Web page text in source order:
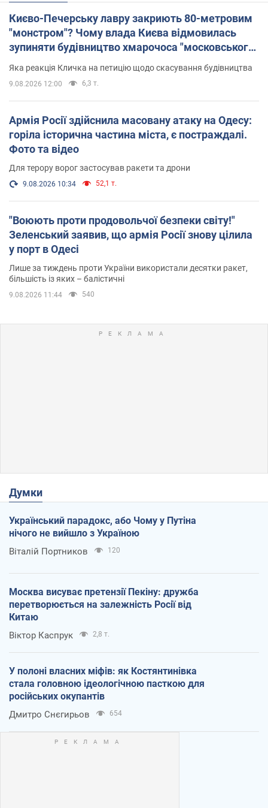
Києво-Печерську лавру закриють 80-метровим
"монстром"? Чому влада Києва відмовилась
зупиняти будівництво хмарочоса "московського
вірянина"
Яка реакція Кличка на петицію щодо скасування будівництва
9.08.2026 12:00 6,3 т.
Армія Росії здійснила масовану атаку на Одесу:
горіла історична частина міста, є постраждалі.
Фото та відео
Для терору ворог застосував ракети та дрони
9.08.2026 10:34 52,1 т.
"Воюють проти продовольчої безпеки світу!"
Зеленський заявив, що армія Росії знову цілила
у порт в Одесі
Лише за тиждень проти України використали десятки ракет,
більшість із яких – балістичні
9.08.2026 11:44 540
Думки
Український парадокс, або Чому у Путіна
нічого не вийшло з Україною
Віталій Портников 120
Москва висуває претензії Пекіну: дружба
перетворюється на залежність Росії від
Китаю
Віктор Каспрук 2,8 т.
У полоні власних міфів: як Костянтинівка
стала головною ідеологічною пасткою для
російських окупантів
Дмитро Снєгирьов 654